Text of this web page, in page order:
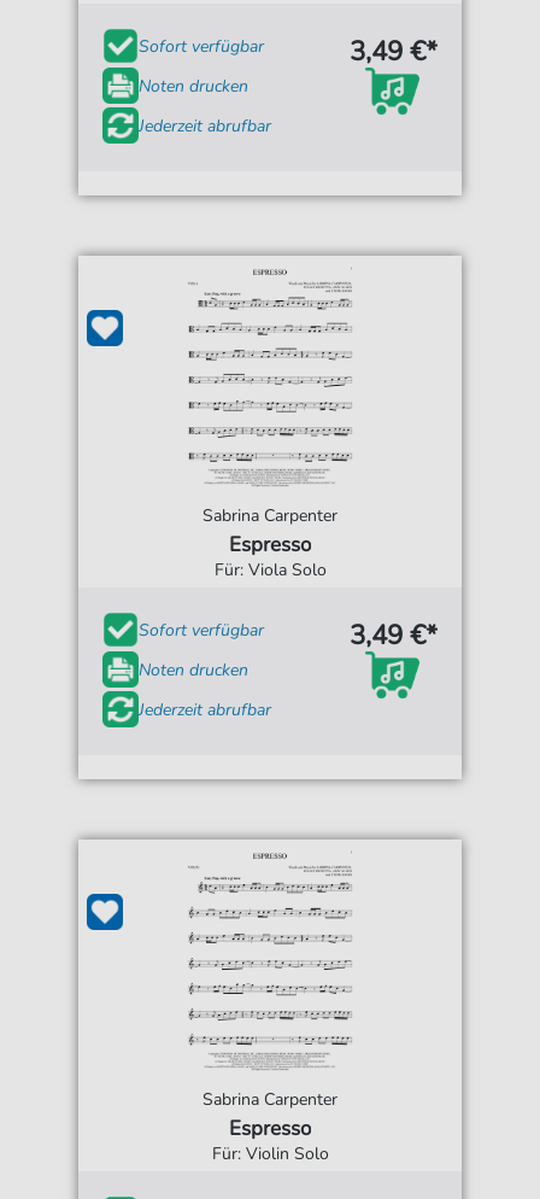
Sofort verfügbar
Noten drucken
Jederzeit abrufbar
3,49 €*
Sabrina Carpenter
Espresso
Für: Viola Solo
Sofort verfügbar
Noten drucken
Jederzeit abrufbar
3,49 €*
Sabrina Carpenter
Espresso
Für: Violin Solo